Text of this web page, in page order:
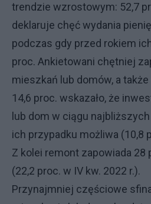
trendzie wzrostowym: 52,7
deklaruje chęć wydania
podczas gdy przed rokiem
proc. Ankietowani chętniej
mieszkań lub domów, a
14,6 proc. wskazało, że
lub dom w ciągu
ich przypadku możliwa (10,8
Z kolei remont zapowiada 28
(22,2 proc. w IV kw. 2022 r.).
Przynajmniej częściowe